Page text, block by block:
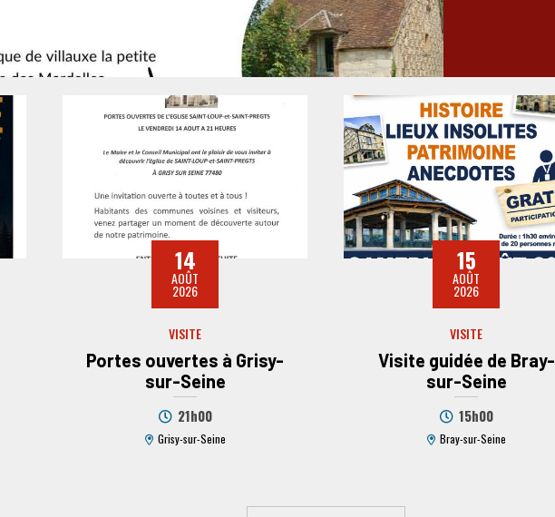
14
AOÛT
2026
VISITE
Portes ouvertes à Grisy-
sur-Seine
21h00
Grisy-sur-Seine
15
AOÛT
2026
VISITE
Visite guidée de Bray-
sur-Seine
15h00
Bray-sur-Seine